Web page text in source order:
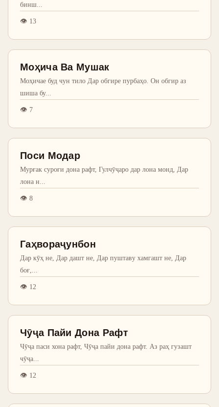
бинш
👁 13
Моҳича Ва Мушак
Моҳичае буд чун тило Дар обгире пурбаҳо. Он обгир аз
шиша бу...
👁 7
Поси Модар
Мурғак суроғи дона рафт, Гулчӯҷаро дар лона монд, Дар
лона н
👁 8
Гаҳвораҷунбон
Дар кӯҳ не, Дар дашт не, Дар пуштаву хамгашт не, Дар
боғ,
👁 12
Чӯҷа Пайи Дона Рафт
Чӯҷа паси хона рафт, Чӯҷа пайи дона рафт. Аз раҳ гузашт
чӯҷа
👁 12